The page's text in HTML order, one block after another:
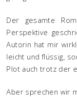
Der gesamte
Perspektive
Autorin hat mir
leicht und flüssig,
Plot auch trotz der
Aber sprechen wir